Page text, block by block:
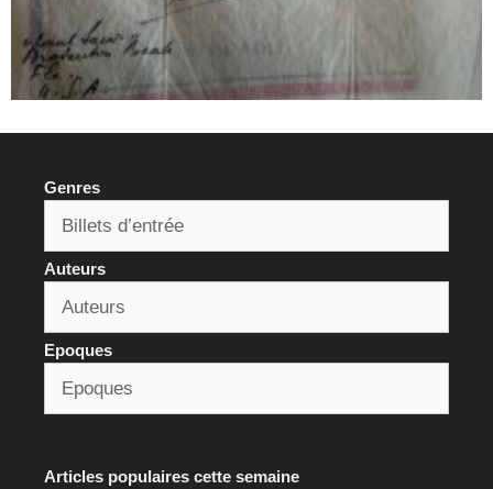
Genres
Auteurs
Epoques
Articles populaires cette semaine